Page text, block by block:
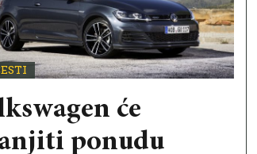
će
ponudu